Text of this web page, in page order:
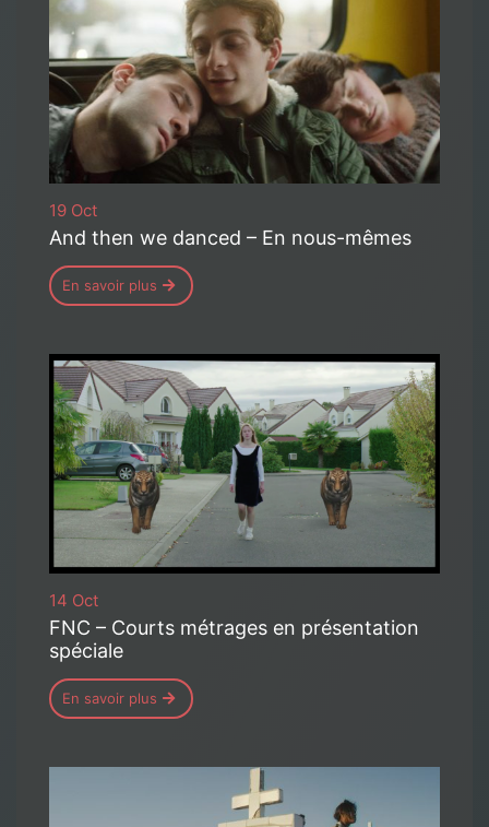
19 Oct
And then we danced – En nous-mêmes
En savoir plus
14 Oct
FNC – Courts métrages en présentation
spéciale
En savoir plus